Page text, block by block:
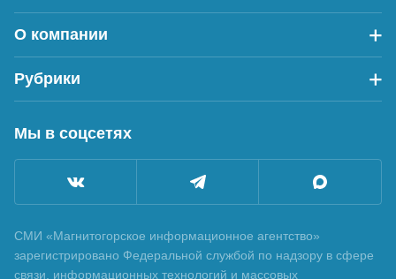
О компании
Рубрики
Мы в соцсетях
СМИ «Магнитогорское информационное агентство»
зарегистрировано Федеральной службой по надзору в сфере
связи, информационных технологий и массовых